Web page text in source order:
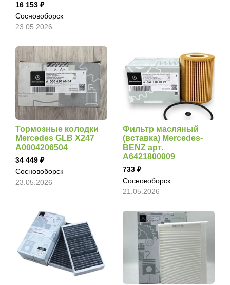
16 153
Сосновоборск
23.05.2026
Тормозные колодки
Mercedes GLB X247
A0004206504
34 449
Сосновоборск
23.05.2026
Фильтр масляный
(вставка) Mercedes-
BENZ арт.
A6421800009
733
Сосновоборск
21.05.2026